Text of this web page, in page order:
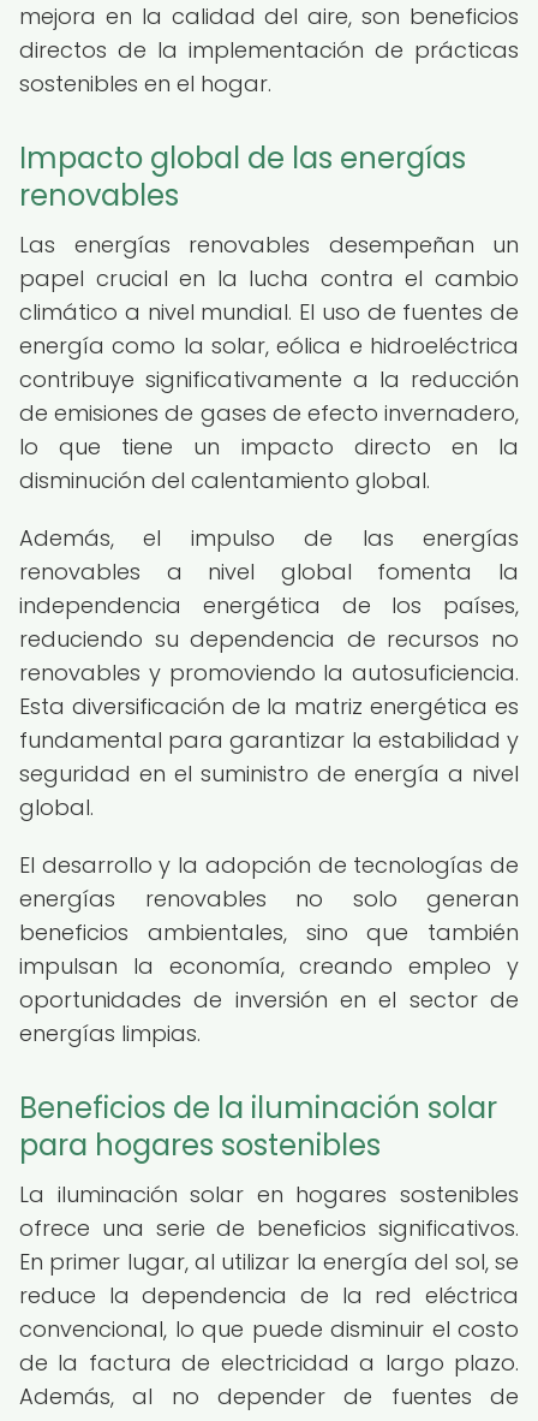
mejora en la calidad del aire, son beneficios
directos de la implementación de prácticas
sostenibles en el hogar.
Impacto global de las energías
renovables
Las energías renovables desempeñan un
papel crucial en la lucha contra el cambio
climático a nivel mundial. El uso de fuentes de
energía como la solar, eólica e hidroeléctrica
contribuye significativamente a la reducción
de emisiones de gases de efecto invernadero,
lo que tiene un impacto directo en la
disminución del calentamiento global.
Además, el impulso de las energías
renovables a nivel global fomenta la
independencia energética de los países,
reduciendo su dependencia de recursos no
renovables y promoviendo la autosuficiencia.
Esta diversificación de la matriz energética es
fundamental para garantizar la estabilidad y
seguridad en el suministro de energía a nivel
global.
El desarrollo y la adopción de tecnologías de
energías renovables no solo generan
beneficios ambientales, sino que también
impulsan la economía, creando empleo y
oportunidades de inversión en el sector de
energías limpias.
Beneficios de la iluminación solar
para hogares sostenibles
La iluminación solar en hogares sostenibles
ofrece una serie de beneficios significativos.
En primer lugar, al utilizar la energía del sol, se
reduce la dependencia de la red eléctrica
convencional, lo que puede disminuir el costo
de la factura de electricidad a largo plazo.
Además, al no depender de fuentes de